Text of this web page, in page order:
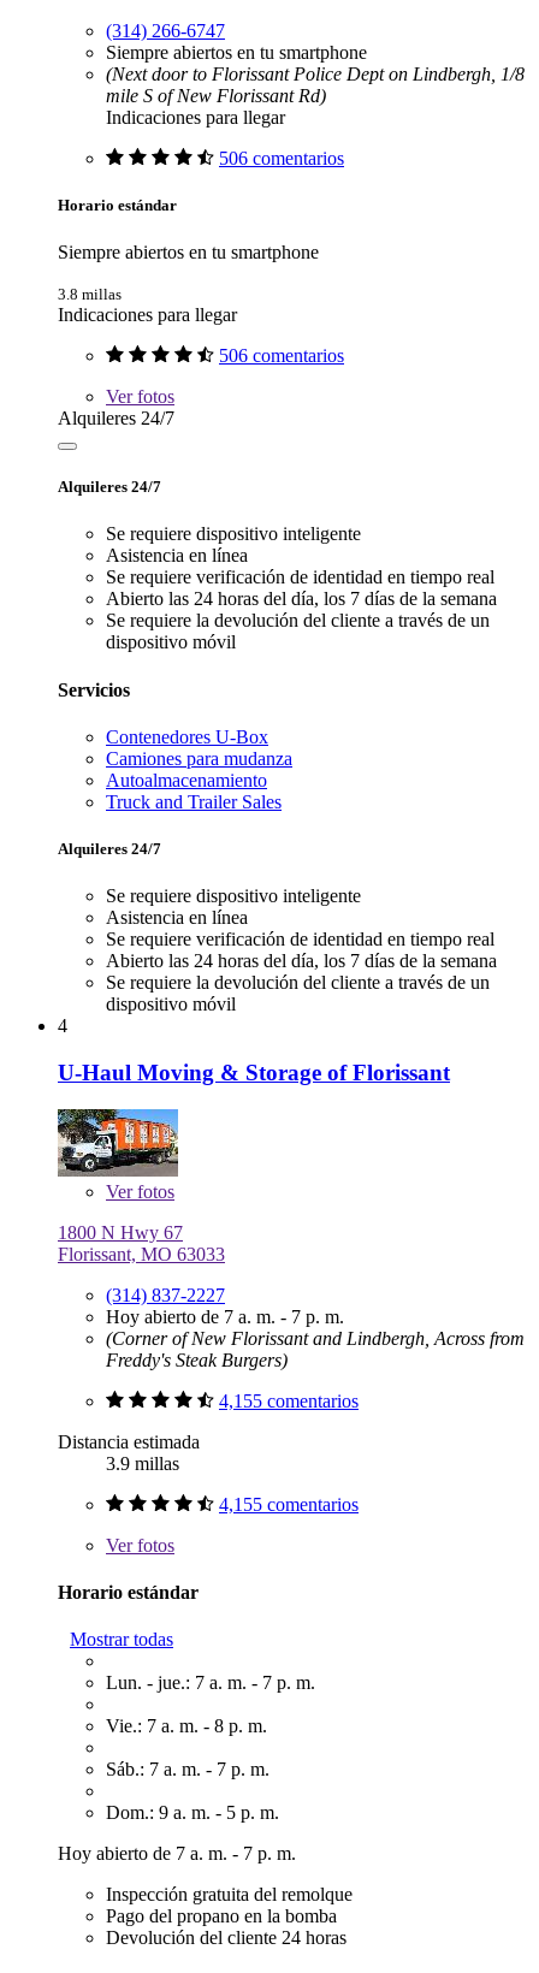
(314) 266-6747
Siempre abiertos en tu smartphone
(Next door to Florissant Police Dept on Lindbergh, 1/8
mile S of New Florissant Rd)
Indicaciones para llegar
506 comentarios
Horario estándar
Siempre abiertos en tu smartphone
3.8 millas
Indicaciones para llegar
506 comentarios
Verfotos
Alquileres 24/7
Alquileres 24/7
Se requiere dispositivo inteligente
Asistencia en línea
Se requiere verificación de identidad en tiempo real
Abierto las 24 horas del día, los 7 días de la semana
Se requiere la devolución del cliente a través de un
dispositivo móvil
Servicios
Contenedores U-Box
Camiones para mudanza
Autoalmacenamiento
Truck and Trailer Sales
Alquileres 24/7
Se requiere dispositivo inteligente
Asistencia en línea
Se requiere verificación de identidad en tiempo real
Abierto las 24 horas del día, los 7 días de la semana
Se requiere la devolución del cliente a través de un
dispositivo móvil
4
U-Haul Moving & Storage of Florissant
Verfotos
1800 N Hwy 67
Florissant, MO 63033
(314) 837-2227
Hoy abierto de 7 a. m. - 7 p. m.
(Corner of New Florissant and Lindbergh, Across from
Freddy's Steak Burgers)
4,155 comentarios
Distancia estimada
3.9 millas
4,155 comentarios
Verfotos
Horario estándar
Mostrar todas
Lun. - jue.: 7 a. m. - 7 p. m.
Vie.: 7 a. m. - 8 p. m.
Sáb.: 7 a. m. - 7 p. m.
Dom.: 9 a. m. - 5 p. m.
Hoy abierto de 7 a. m. - 7 p. m.
Inspección gratuita del remolque
Pago del propano en la bomba
Devolución del cliente 24 horas